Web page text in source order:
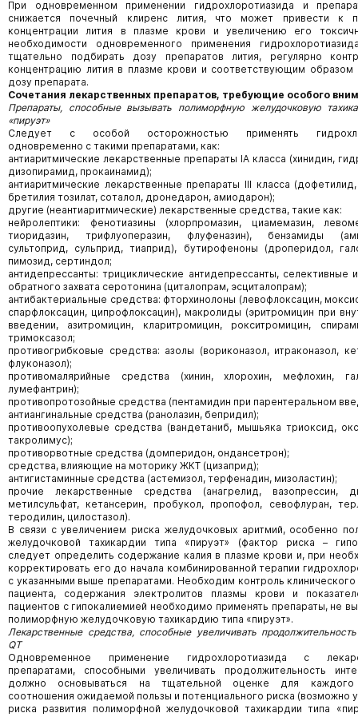
При одновременном применении гидрохлоротиазида и
снижается почечный клиренс лития, что может привести к
концентрации лития в плазме крови и увеличению его
необходимости одновременного применения
тщательно подбирать дозу препаратов лития, регулярно
концентрацию лития в плазме крови и соответствующим образом
дозу препарата.
Сочетания лекарственных препаратов, требующие особого
Препараты, способные вызывать полиморфную желудочковую
«пируэт»
Следует с особой осторожностью применять
одновременно с такими препаратами, как:
антиаритмические лекарственные препараты IA класса (хинидин,
дизопирамид, прокаинамид);
антиаритмические лекарственные препараты III класса
бретилия тозилат, соталол, дронедарон, амиодарон);
другие (неантиаритмические) лекарственные средства, такие как:
нейролептики: фенотиазины (хлорпромазин, циамемазин,
тиоридазин, трифлуоперазин, флуфеназин), бензамиды
сультоприд, сульприд, тиаприд), бутирофеноны (дроперидол,
пимозид, сертиндол;
антидепрессанты: трициклические антидепрессанты, селективные
обратного захвата серотонина (циталопрам, эсциталопрам);
антибактериальные средства: фторхинолоны (левофлоксацин,
спарфлоксацин, ципрофлоксацин), макролиды (эритромицин при
введении, азитромицин, кларитромицин, рокситромицин,
тримоксазол;
противогрибковые средства: азолы (вориконазол, итраконазол,
флуконазол);
противомалярийные средства (хинин, хлорохин, мефлохин,
лумефантрин);
противопротозойные средства (пентамидин при парентеральном
антиангинальные средства (ранолазин, бепридил);
противоопухолевые средства (вандетаниб, мышьяка триоксид,
такролимус);
противорвотные средства (домперидон, ондансетрон);
средства, влияющие на моторику ЖКТ (цизаприд);
антигистаминные средства (астемизол, терфенадин, мизоластин);
прочие лекарственные средства (анагрелид, вазопрессин,
метилсульфат, кетансерин, пробукол, пропофол, севофлуран,
теродилин, цилостазол).
В связи с увеличением риска желудочковых аритмий, особенно
желудочковой тахикардии типа «пируэт» (фактор риска –
следует определить содержание калия в плазме крови и, при
корректировать его до начала комбинированной терапии
с указанными выше препаратами. Необходим контроль клинического
пациента, содержания электролитов плазмы крови и
пациентов с гипокалиемией необходимо применять препараты, не
полиморфную желудочковую тахикардию типа «пируэт».
Лекарственные средства, способные увеличивать
QT
Одновременное применение гидрохлоротиазида с
препаратами, способными увеличивать продолжительность
должно основываться на тщательной оценке для каждого
соотношения ожидаемой пользы и потенциального риска (возможно
риска развития полиморфной желудочковой тахикардии типа